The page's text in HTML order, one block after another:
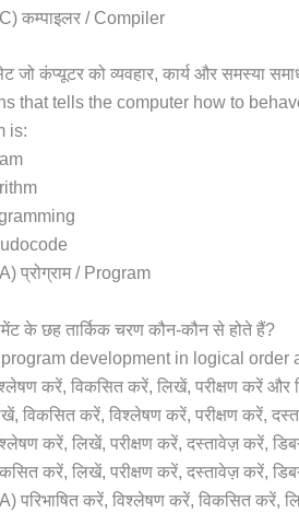
कम्पाइलर / Compiler
जो कंप्यूटर को व्यवहार, कार्य और समस्या
that tells the computer how to
is:
प्रोग्राम / Program
के छह तार्किक चरण कौन-कौन से होते हैं?
development in logical order
करें, विकसित करें, लिखें, परीक्षण करें और
विकसित करें, विश्लेषण करें, परीक्षण करें,
करें, लिखें, परीक्षण करें, दस्तावेज़ करें,
करें, लिखें, परीक्षण करें, दस्तावेज़ करें,
परिभाषित करें, विश्लेषण करें, विकसित करें,